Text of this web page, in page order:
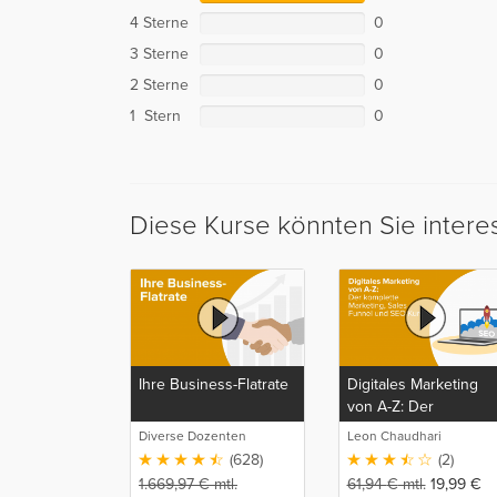
4 Sterne
0
3 Sterne
0
2 Sterne
0
1 Stern
0
Diese Kurse könnten Sie
Ihre Business-Flatrate
Diverse Dozenten
(628)
1.669,97€mtl.
Digitales Marketing
von A-Z: Der
komplette Marketing,
Sales Funnel und SEO
Leon Chaudhari
(2)
61,94€mtl. 19,99 €